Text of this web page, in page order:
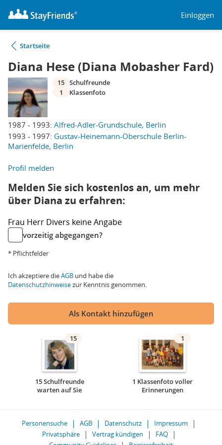
Einloggen
Startseite
Diana Hese (Diana Mobasher Fard)
1987 - 1993: Alfred-Adler-Grundschule, Berlin
1993 - 1997: Gustav-Heinemann-Oberschule Berlin-
Marienfelde, Berlin
15 Schulfreunde
1
Klassenfoto
Profil melden
Melden Sie sich kostenlos an, um mehr
über Diana zu erfahren:
Frau Herr Divers keine Angabe
vorzeitig abgegangen?
* Pflichtfelder
Ich akzeptiere dieAGB und habe die
Datenschutzhinweisezur Kenntnis genommen.
Als Kontakt hinzufügen
15
15 Schulfreunde
warten auf Sie
1
1 Klassenfoto voller
Erinnerungen
Personensuche AGB Datenschutz
Impressum
Privatsphäre
Vertrag kündigen
FAQ